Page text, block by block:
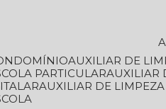
AUXILIAR DE
PARTICULAR
AUXILIAR DE